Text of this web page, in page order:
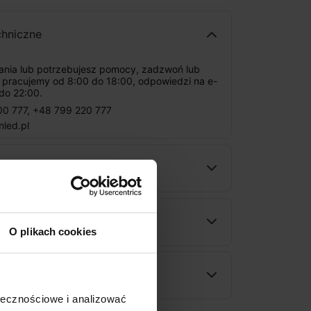
O plikach cookies
i analizować
lub potrzebujesz pomocy, zadzwoń lub
pracujemy od 8:00 do 18:00, odpowiedzi na e-
22:00.
777, +48 799 220 777